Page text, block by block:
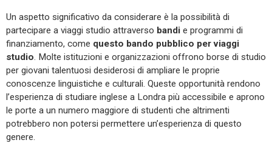
Un aspetto significativo da considerare è la possibilità di
partecipare a viaggi studio attraverso bandi e programmi di
finanziamento, come questo bando pubblico per viaggi
studio. Molte istituzioni e organizzazioni offrono borse di studio
per giovani talentuosi desiderosi di ampliare le proprie
conoscenze linguistiche e culturali. Queste opportunità rendono
l’esperienza di studiare inglese a Londra più accessibile e aprono
le porte a un numero maggiore di studenti che altrimenti
potrebbero non potersi permettere un’esperienza di questo
genere.